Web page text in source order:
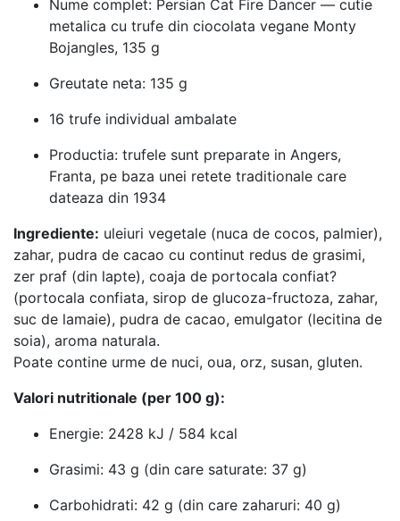
Nume complet: Persian Cat Fire Dancer — cutie
metalica cu trufe din ciocolata vegane Monty
Bojangles, 135 g
Greutate neta: 135 g
16 trufe individual ambalate
Productia: trufele sunt preparate in Angers,
Franta, pe baza unei retete traditionale care
dateaza din 1934
Ingrediente: uleiuri vegetale (nuca de cocos, palmier),
zahar, pudra de cacao cu continut redus de grasimi,
zer praf (din lapte), coaja de portocala confiat?
(portocala confiata, sirop de glucoza-fructoza, zahar,
suc de lamaie), pudra de cacao, emulgator (lecitina de
soia), aroma naturala.
Poate contine urme de nuci, oua, orz, susan, gluten.
Valori nutritionale (per 100 g):
Energie: 2428 kJ / 584 kcal
Grasimi: 43 g (din care saturate: 37 g)
Carbohidrati: 42 g (din care zaharuri: 40 g)